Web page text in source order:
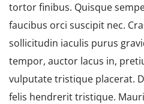
tortor finibus. Quisque
faucibus orci suscipit nec.
sollicitudin iaculis purus
tempor, auctor lacus in,
vulputate tristique placerat.
felis hendrerit tristique.